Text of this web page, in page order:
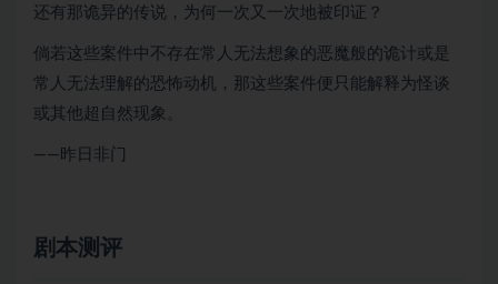
还有那诡异的传说，为何一次又一次地被印证？
倘若这些案件中不存在常人无法想象的恶魔般的诡计或是
常人无法理解的恐怖动机，那这些案件便只能解释为怪谈
或其他超自然现象。
——昨日非门
剧本测评